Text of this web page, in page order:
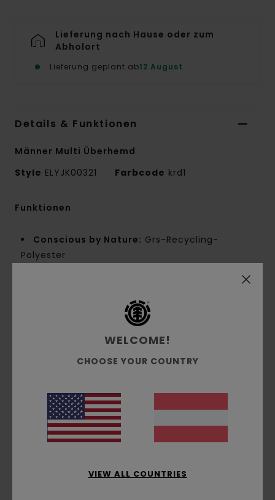
Lieferung nach Hause oder zum
Abholort
Lieferung geplant ab12 August
Details & Funktionen
Männer Multi Überhemd
Style ELYJK00321 Farbcode krd1
Funktionen
Conscious by Nature: Grs-Recycling-
Polyester
Materialzusammensetzung:
und Melco-Spot-Tape an stark beanspruchten
Taschen:Zwei Aufgesetzte Vordertaschen,
Seitliche Eingrifftaschen
Weitere Merkmale:
Gewebter Aufnäher
WELCOME!
CHOOSE YOUR COUNTRY
VIEW ALL COUNTRIES